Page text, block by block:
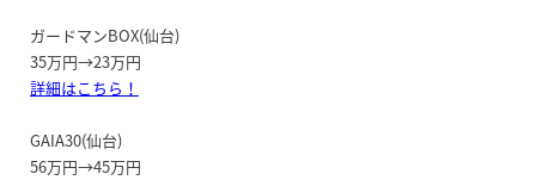
ガードマンBOX(仙台)
35万円→23万円
詳細はこちら！
GAIA30(仙台)
56万円→45万円